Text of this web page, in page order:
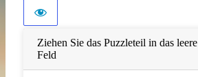
Ziehen Sie das Puzzleteil in das leere
Feld